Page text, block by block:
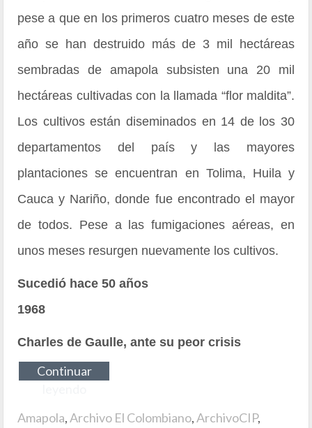
pese a que en los primeros cuatro meses de este
año se han destruido más de 3 mil hectáreas
sembradas de amapola subsisten una 20 mil
hectáreas cultivadas con la llamada “flor maldita”.
Los cultivos están diseminados en 14 de los 30
departamentos del país y las mayores
plantaciones se encuentran en Tolima, Huila y
Cauca y Nariño, donde fue encontrado el mayor
de todos. Pese a las fumigaciones aéreas, en
unos meses resurgen nuevamente los cultivos.
Sucedió hace 50 años
1968
Charles de Gaulle, ante su peor crisis
Continuar
Amapola,Archivo El Colombiano,ArchivoCIP,